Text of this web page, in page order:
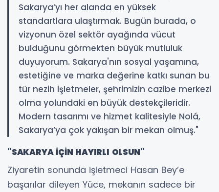
Sakarya’yı her alanda en yüksek
standartlara ulaştırmak. Bugün burada, o
vizyonun özel sektör ayağında vücut
bulduğunu görmekten büyük mutluluk
duyuyorum. Sakarya'nın sosyal yaşamına,
estetiğine ve marka değerine katkı sunan bu
tür nezih işletmeler, şehrimizin cazibe merkezi
olma yolundaki en büyük destekçileridir.
Modern tasarımı ve hizmet kalitesiyle Nolá,
Sakarya’ya çok yakışan bir mekan olmuş."
"SAKARYA İÇİN HAYIRLI OLSUN"
Ziyaretin sonunda işletmeci Hasan Bey’e
başarılar dileyen Yüce, mekanın sadece bir